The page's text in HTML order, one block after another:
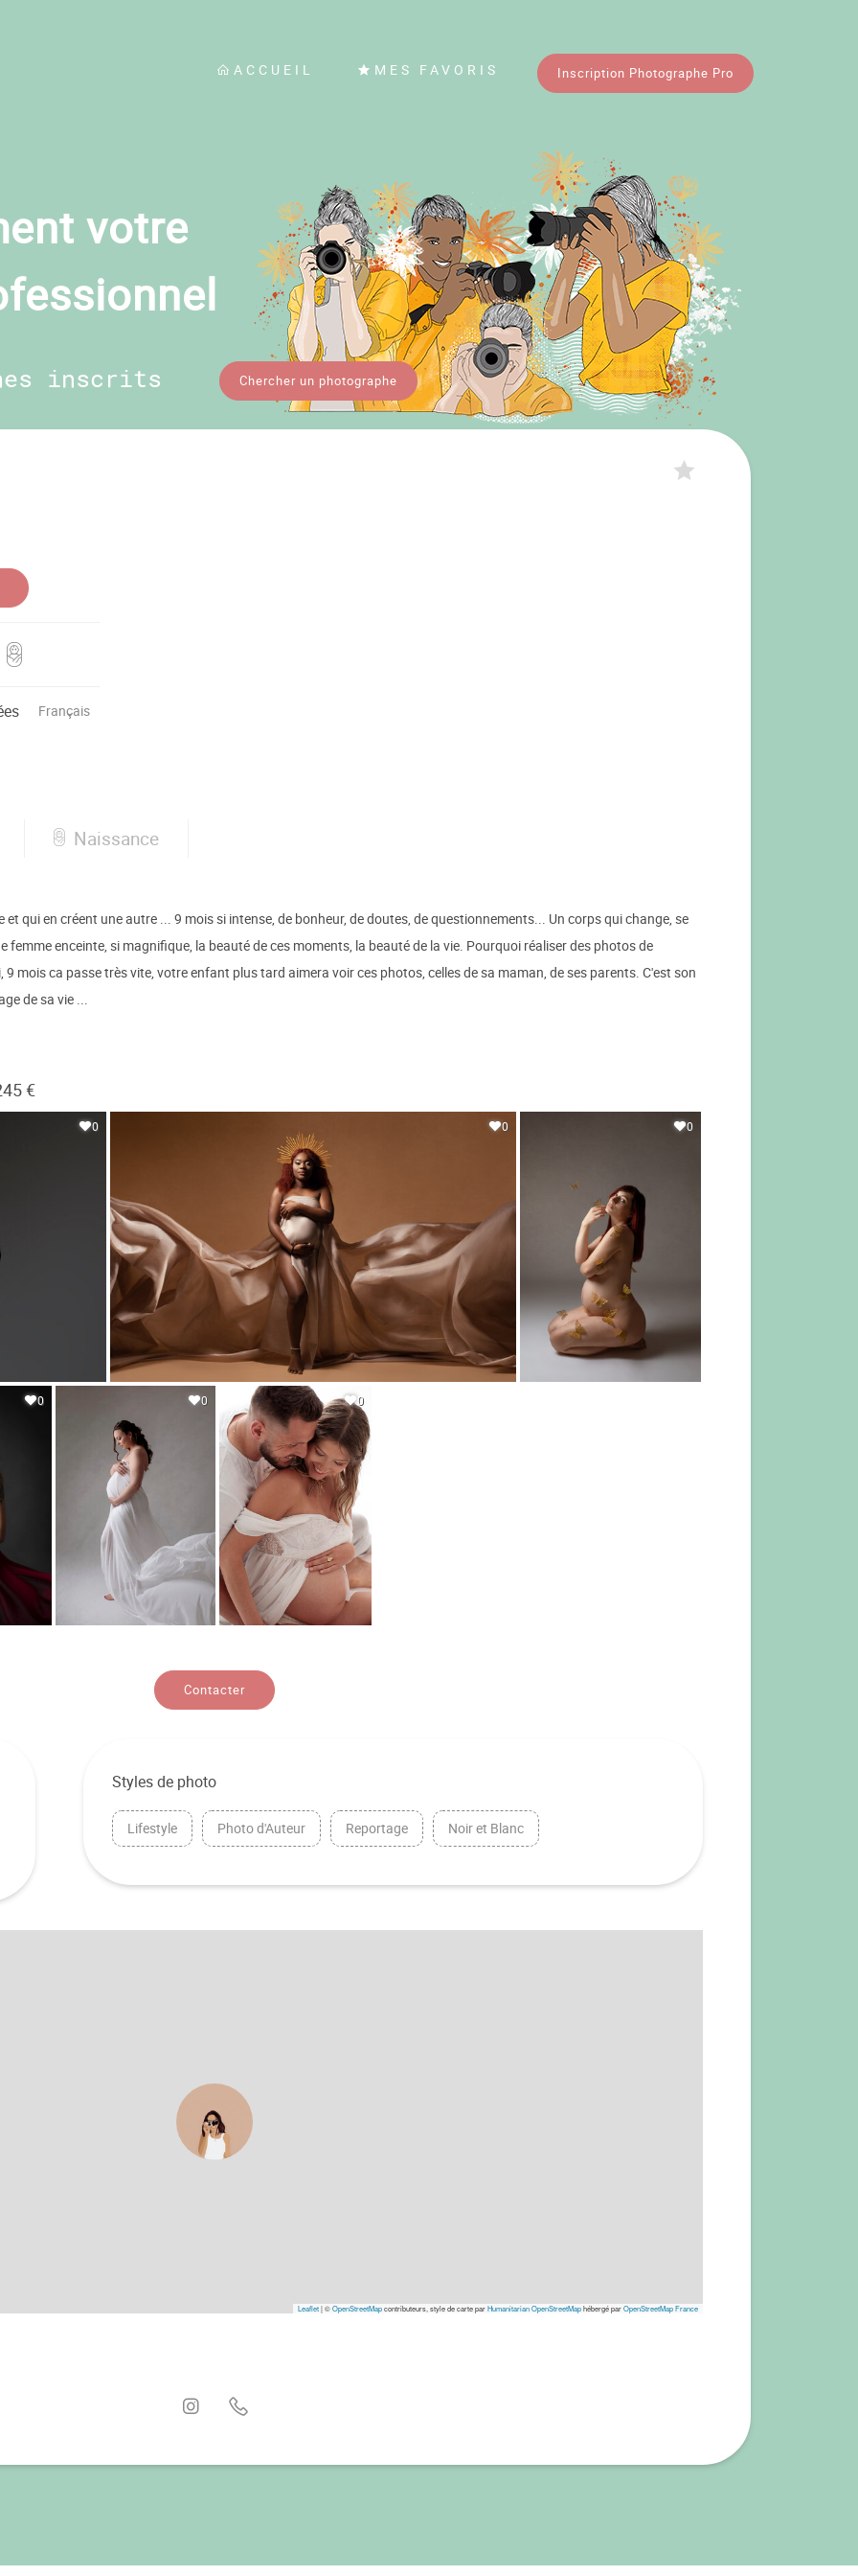
ACCUEIL MES FAVORIS Inscription Photographe Pro
votre
inscrits Chercher un photographe
Français
Naissance
qui en créent une autre ... 9 mois si intense, de bonheur, de doutes, de questionnements... Un corps qui change, se
femme enceinte, si magnifique, la beauté de ces moments, la beauté de la vie. Pourquoi réaliser des photos de
mois ca passe très vite, votre enfant plus tard aimera voir ces photos, celles de sa maman, de ses parents. C'est son
de sa vie ...
€
0 0 0
0 0 0
Contacter
Styles de photo
Lifestyle Photo d'Auteur Reportage Noir et Blanc
Leaflet|©OpenStreetMapcontributeurs, style de carte parHumanitarian OpenStreetMaphébergé parOpenStreetMap France